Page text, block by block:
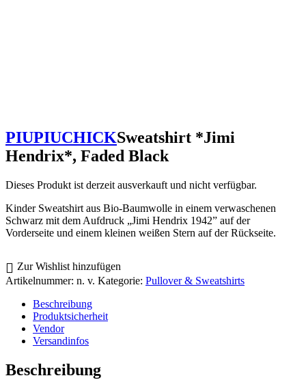
PIUPIUCHICKSweatshirt *Jimi
Hendrix*, Faded Black
Dieses Produkt ist derzeit ausverkauft und nicht verfügbar.
Kinder Sweatshirt aus Bio-Baumwolle in einem verwaschenen
Schwarz mit dem Aufdruck „Jimi Hendrix 1942” auf der
Vorderseite und einem kleinen weißen Stern auf der Rückseite.
Zur Wishlist hinzufügen
Artikelnummer: n. v. Kategorie: Pullover & Sweatshirts
Beschreibung
Produktsicherheit
Vendor
Versandinfos
Beschreibung